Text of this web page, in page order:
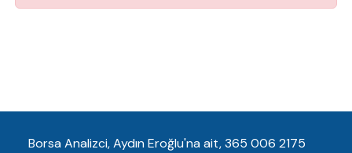
Borsa Analizci, Aydın Eroğlu'na ait, 365 006 2175